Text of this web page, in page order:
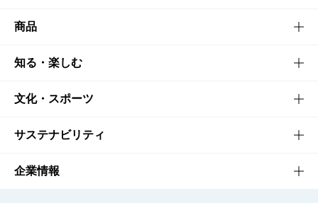
商品
商品TOP
商品一覧
商品発売情報
栄養成分一覧
知る・楽しむ
知る・楽しむTOP
キャンペーン
工場見学
文化・スポーツ
文化・スポーツTOP
サントリーホール
サステナビリティ
サステナビリティTOP
企業情報